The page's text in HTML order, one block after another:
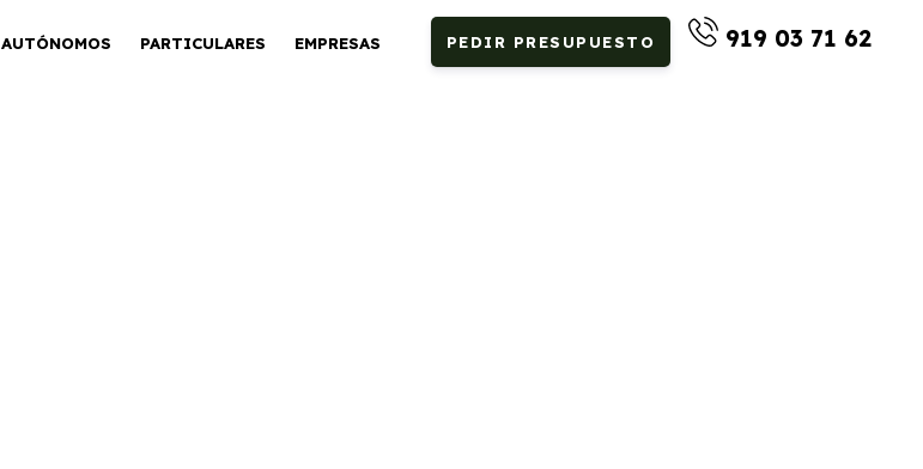
AUTÓNOMOS PARTICULARES EMPRESAS PEDIR PRESUPUESTO 919 03 71 62